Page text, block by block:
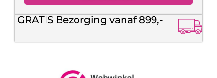
GRATIS Bezorging vanaf 899,-